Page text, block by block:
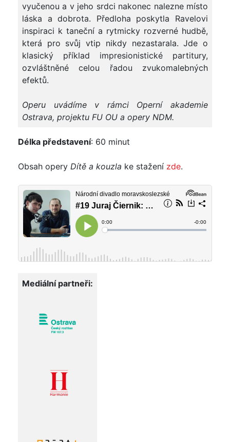
vyučenou a v jeho srdci nakonec nalezne místo
láska a dobrota. Předloha poskytla Ravelovi
inspiraci k taneční a rytmicky rozverné hudbě,
která pro svůj vtip nikdy nezastarala. Jde o
klasický příklad impresionistické partitury,
ozvláštněné celou řadou zvukomalebných
efektů.
Operu uvádíme v rámci Operní akademie
Ostrava, projektu FU OU a opery NDM.
Délka představení: 60 minut
Obsah opery Dítě a kouzla ke stažení zde.
Mediální partneři: